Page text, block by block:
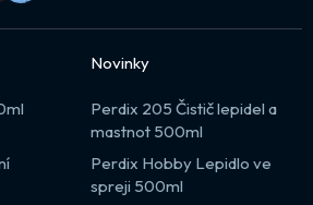
Novinky
Perdix 205 Čistič lepidel a
mastnot 500ml
Perdix Hobby Lepidlo ve
spreji 500ml